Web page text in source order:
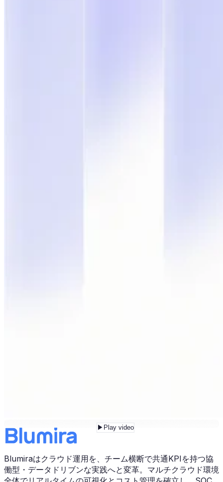
▶ Play video
Blumiraはクラウド運用を、チーム横断で共通KPIを持つ協
働型・データドリブンな実践へと変革。マルチクラウド環境